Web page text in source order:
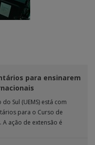
para ensinarem
Sul (UEMS) está com
para o Curso de
ação de extensão é